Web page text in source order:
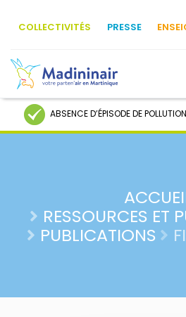
COLLECTIVITÉS PRESSE
ABSENCE D’ÉPISODE DE POLLUTION
RESSOURCES ET
PUBLICATIONS